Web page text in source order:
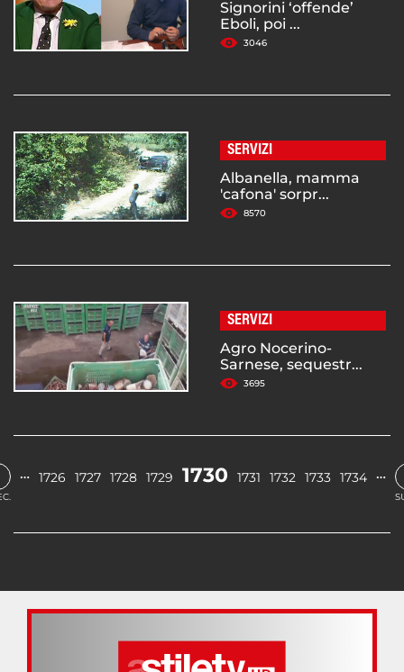
Signorini ‘offende’
Eboli, poi ...
3046
SERVIZI
Albanella, mamma
'cafona' sorpr...
8570
SERVIZI
Agro Nocerino-
Sarnese, sequestr...
3695
… 1726 1727 1728 1729 1730 1731 1732 1733 1734 …